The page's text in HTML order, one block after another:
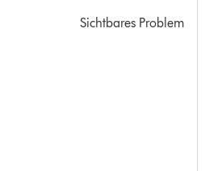
Sichtbares Problem